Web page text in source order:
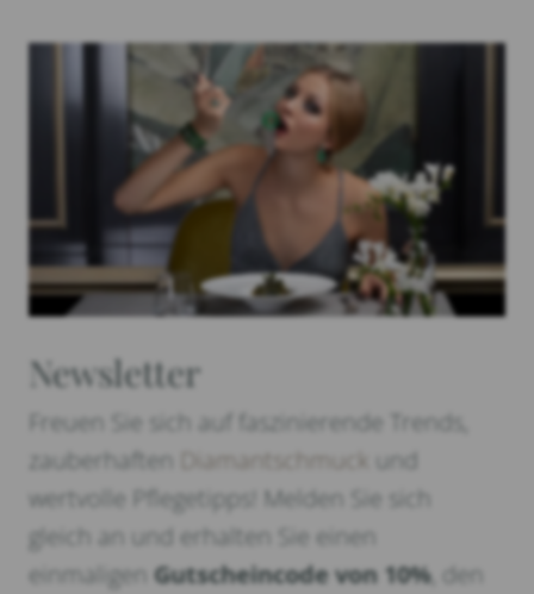
Newsletter
Freuen Sie sich auf faszinierende Trends,
zauberhaften
Diamantschmuck
und
wertvolle Pflegetipps! Melden Sie sich
gleich an und erhalten Sie einen
einmaligen Gutscheincode von 10%, den